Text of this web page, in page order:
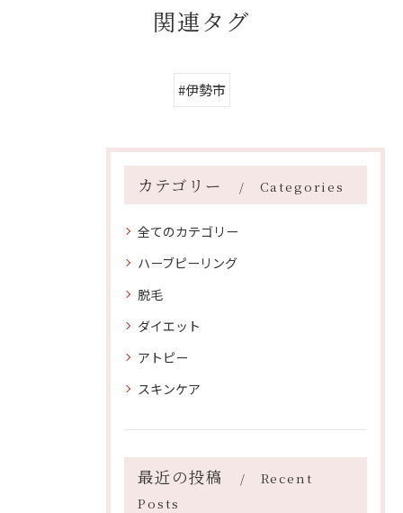
関連タグ
#伊勢市
カテゴリー Categories
全てのカテゴリー
ハーブピーリング
脱毛
ダイエット
アトピー
スキンケア
最近の投稿
Recent
Posts